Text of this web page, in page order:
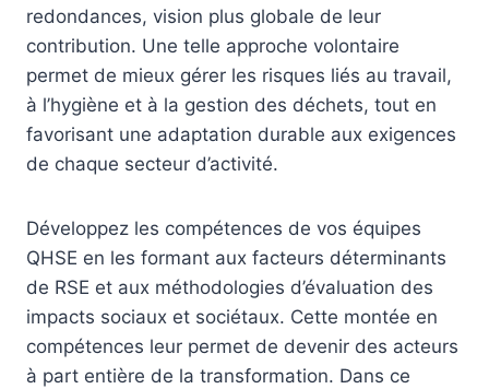
redondances, vision plus globale de leur
contribution. Une telle approche volontaire
permet de mieux gérer les risques liés au travail,
à l’hygiène et à la gestion des déchets, tout en
favorisant une adaptation durable aux exigences
de chaque secteur d’activité.
Développez les compétences de vos équipes
QHSE en les formant aux facteurs déterminants
de RSE et aux méthodologies d’évaluation des
impacts sociaux et sociétaux. Cette montée en
compétences leur permet de devenir des acteurs
à part entière de la transformation. Dans ce